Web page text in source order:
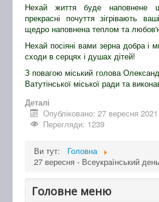
Нехай життя буде наповнене
прекрасні почуття зігрівають
щедро наповнена теплом та
Нехай посіяні вами зерна добра і
сходи в серцях і душах дітей!
З повагою міський голова
Ватутінської міської ради та
Деталі
Опубліковано: 27 вересня 2021
Перегляди: 1239
Ви тут:
Головна
27 вересня - Всеукраїнський
Головне меню